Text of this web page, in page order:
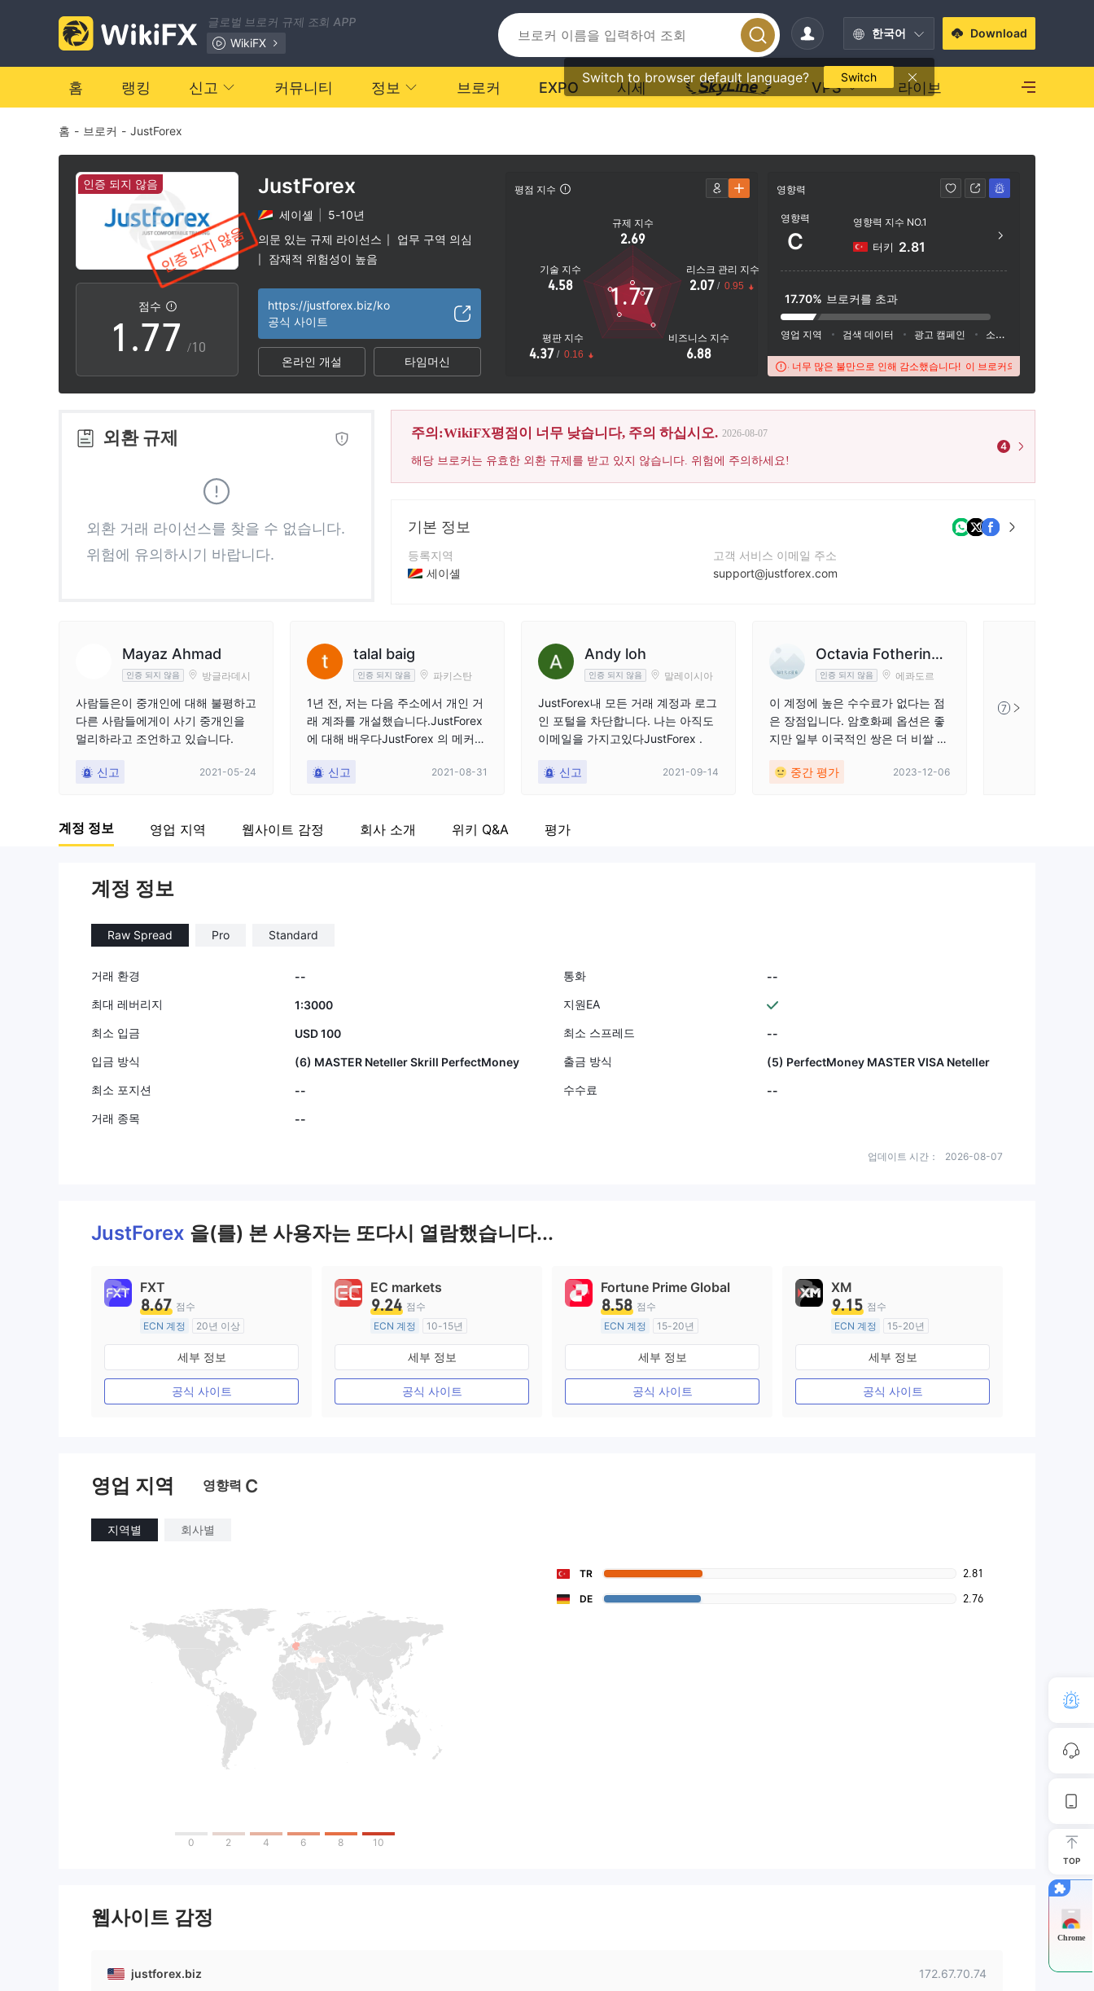
글로벌 브로커 규제 조회 APP
WikiFX
한국어
Switch to browser default language? Switch
Download
홈 랭킹 신고 커뮤니티 정보 브로커 EXPO 시세 VPS 라이브
홈 - 브로커 - JustForex
인증 되지 않음
점수
0
1
2
3
5
6
8
9
.
1
2
3
4
5
6
7
8
9
1
2
3
4
5
6
7
8
9
/10
JustForex
세이셸
5-10년
의문 있는 규제 라이선스
업무 구역 의심
잠재적 위험성이 높음
https://justforex.biz/ko
공식 사이트
온라인 개설 타임머신
평점 지수
규제 지수
2.69
기술 지수
4.58
평판 지수
4.37 / 0.16
비즈니스 지수
6.88
리스크 관리 지수
2.07 / 0.95
1.77
영향력
영향력
C
영향력 지수 NO.1
터키 2.81
17.70% 브로커를 초과
영업 지역 검색 데이터 광고 캠페인 소셜 미디어 지수
이 브로커의 WikiFX 점수는 너무 많은 불만으로 인해 감소했습니다! 이 브로커의 WikiFX 점수는 너무
외환 규제
외환 거래 라이선스를 찾을 수 없습니다.
위험에 유의하시기 바랍니다.
주의:WikiFX평점이 너무 낮습니다, 주의 하십시오. 2026-08-07
해당 브로커는 유효한 외환 규제를 받고 있지 않습니다. 위험에 주의하세요!
4
기본 정보
등록지역
세이셸
Just Global Markets Ltd.
고객 서비스 이메일 주소
support@justforex.com
회사 웹사이트
https://justforex.biz/ko
Mayaz Ahmad
인증 되지 않음 방글라데시
사람들은이 중개인에 대해 불평하고
다른 사람들에게이 사기 중개인을
멀리하라고 조언하고 있습니다.
신고 2021-05-24
talal baig
인증 되지 않음 파키스탄
1년 전, 저는 다음 주소에서 개인 거
래 계좌를 개설했습니다.JustForex
에 대해 배우다JustForex 의 메커니
되었습니다(물론 FPA와 같은 정통
고 그들의 IB 파트너가되기로 결정
신고 2021-08-31
Andy loh
인증 되지 않음 말레이시아
JustForex내 모든 거래 계정과 로그
인 포털을 차단합니다. 나는 아직도
이메일을 가지고있다JustForex .
신고 2021-09-14
Octavia Fotheringa
y인증 되지 않음 에콰도르
이 계정에 높은 수수료가 없다는 점
은 장점입니다. 암호화폐 옵션은 좋
지만 일부 이국적인 쌍은 더 비쌀 수
이 될 수 있지만 입금과 출금은 원활
중간 평가 2023-12-06
7
계정 정보 영업 지역 웹사이트 감정 회사 소개 위키 Q&A 평가
계정 정보
Raw Spread Pro Standard
거래 환경 -- 통화
--
최대 레버리지
1:3000 지원EA
최소 입금 USD 100 최소 스프레드
--
입금 방식
(6) MASTER Neteller Skrill PerfectMoney 출금 방식
(5) PerfectMoney MASTER VISA Neteller
최소 포지션
-- 수수료
--
거래 종목
--
업데이트 시간： 2026-08-07
JustForex 을(를) 본 사용자는 또다시 열람했습니다...
FXT
8.67 점수
ECN 계정
20년 이상
호주 규제
외환 거래 라이선스 (MM)
마스터 레이블 MT4
세부 정보
공식 사이트
EC markets
9.24 점수
ECN 계정
10-15년
호주 규제
외환 거래 라이선스 (MM)
마스터 레이블 MT4
세부 정보
공식 사이트
Fortune Prime Global
8.58 점수
ECN 계정
15-20년
호주 규제
외환 거래 라이선스 (MM)
마스터 레이블 MT4
세부 정보
공식 사이트
XM
9.15 점수
ECN 계정
15-20년
호주 규제
외환 거래 라이선스 (MM)
마스터 레이블 MT4
세부 정보
공식 사이트
영업 지역 영향력 C
지역별 회사별
0 2 4 6 8 10
TR 2.81
DE 2.76
웹사이트 감정
justforex.biz 172.67.70.74
TOP
Chrome